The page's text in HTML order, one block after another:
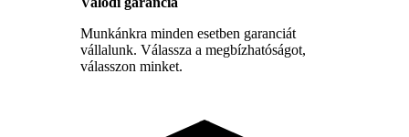
Munkánkra minden esetben garanciát
vállalunk. Válassza a megbízhatóságot,
válasszon minket.